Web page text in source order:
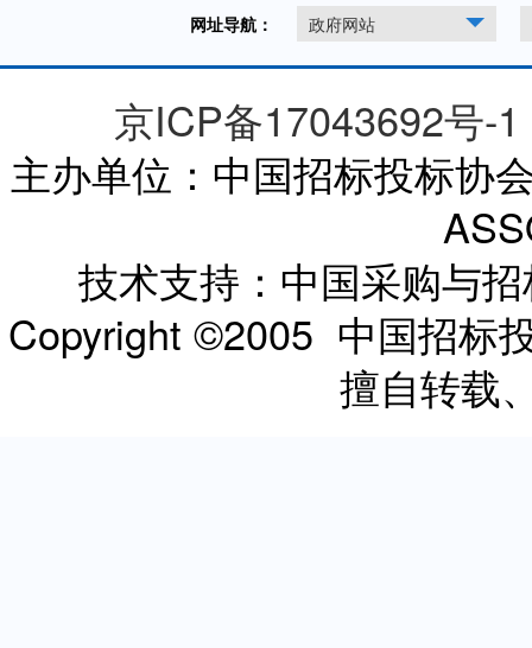
网址导航： 政府网站
京ICP备17043692号-1
主办单位：中国招标投标协
技术支持：中国采购与
Copyright ©2005 中国招标
擅自转载